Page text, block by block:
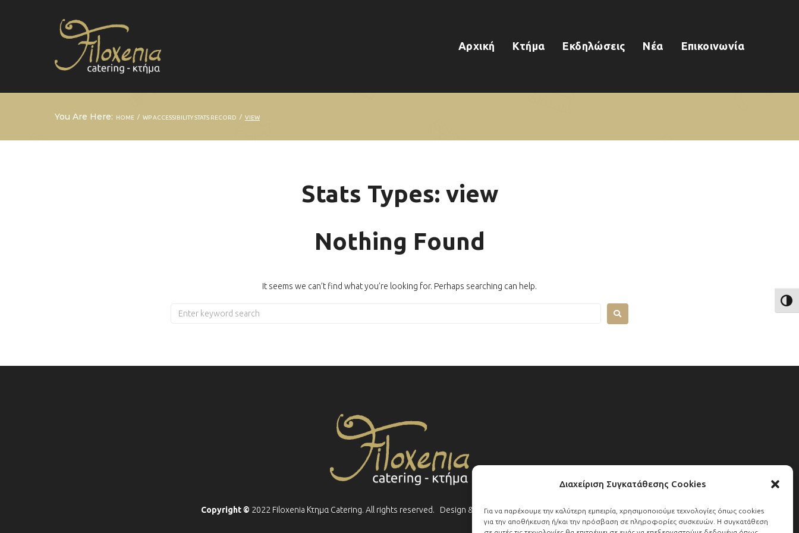
Διαχείριση Συγκατάθεσης Cookies
Για να παρέχουμε την καλύτερη εμπειρία, χρησιμοποιούμε τεχνολογίες όπως cookies
για την αποθήκευση ή/και την πρόσβαση σε πληροφορίες συσκευών. Η συγκατάθεση
Αρχική Κτήμα Εκδηλώσεις Νέα Επικοινωνία
You Are Here: HOME / WP ACCESSIBILITY STATS RECORD / VIEW
Stats Types: view
Nothing Found
It seems we can’t find what you’re looking for. Perhaps searching can help.
Copyright © 2022 Filoxenia Κτημα Catering. All rights reserved. Design & development :Open web & more